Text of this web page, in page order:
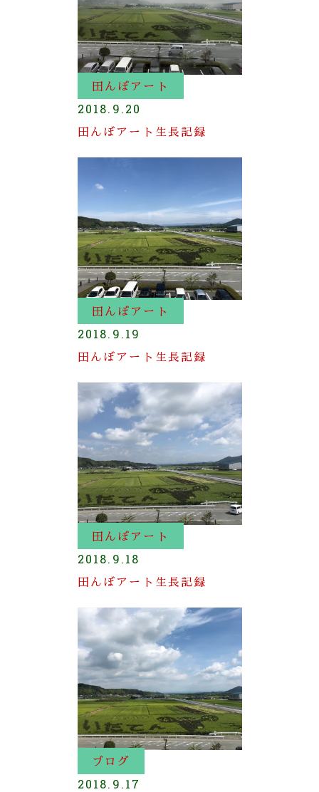
田んぼアート
2018.9.20
田んぼアート生長記録
田んぼアート
2018.9.19
田んぼアート生長記録
田んぼアート
2018.9.18
田んぼアート生長記録
ブログ
2018.9.17